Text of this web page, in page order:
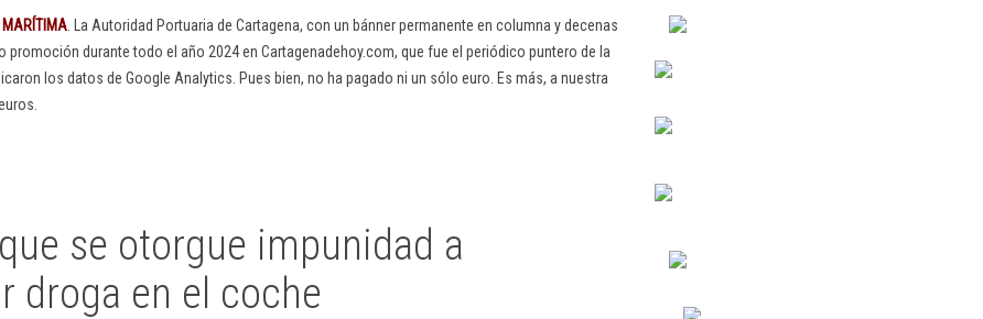
MARÍTIMA . La Autoridad Portuaria de Cartagena, con un bánner permanente en columna y decenas
promoción durante todo el año 2024 en Cartagenadehoy.com, que fue el periódico puntero de la
los datos de Google Analytics. Pues bien, no ha pagado ni un sólo euro. Es más, a nuestra
se otorgue impunidad a
droga en el coche